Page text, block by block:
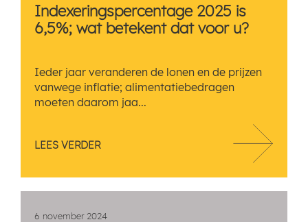
Indexeringspercentage 2025 is
6,5%; wat betekent dat voor u?
Ieder jaar veranderen de lonen en de prijzen
vanwege inflatie; alimentatiebedragen
moeten daarom jaa...
LEES VERDER
6 november 2024